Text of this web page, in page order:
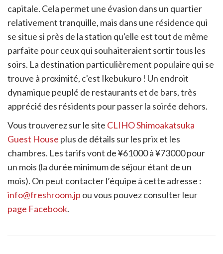
capitale. Cela permet une évasion dans un quartier
relativement tranquille, mais dans une résidence qui
se situe si près de la station qu'elle est tout de même
parfaite pour ceux qui souhaiteraient sortir tous les
soirs. La destination particulièrement populaire qui se
trouve à proximité, c'est Ikebukuro ! Un endroit
dynamique peuplé de restaurants et de bars, très
apprécié des résidents pour passer la soirée dehors.
Vous trouverez sur le site CLIHO Shimoakatsuka
Guest House plus de détails sur les prix et les
chambres. Les tarifs vont de ¥61000 à ¥73000 pour
un mois (la durée minimum de séjour étant de un
mois). On peut contacter l’équipe à cette adresse :
info@freshroom.jp ou vous pouvez consulter leur
page Facebook.